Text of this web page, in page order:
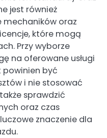
jest również
mechaników oraz
które mogą
Przy wyborze
na oferowane usługi
powinien być
i nie stosować
sprawdzić
oraz czas
znaczenie dla